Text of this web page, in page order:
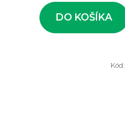
DO KOŠÍKA
Kód: